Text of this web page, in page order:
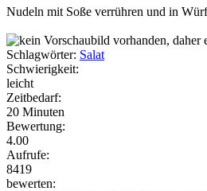
Nudeln mit Soße verrühren und in
Schlagwörter: Salat
Schwierigkeit:
leicht
Zeitbedarf:
20 Minuten
Bewertung:
4.00
Aufrufe:
8419
bewerten: